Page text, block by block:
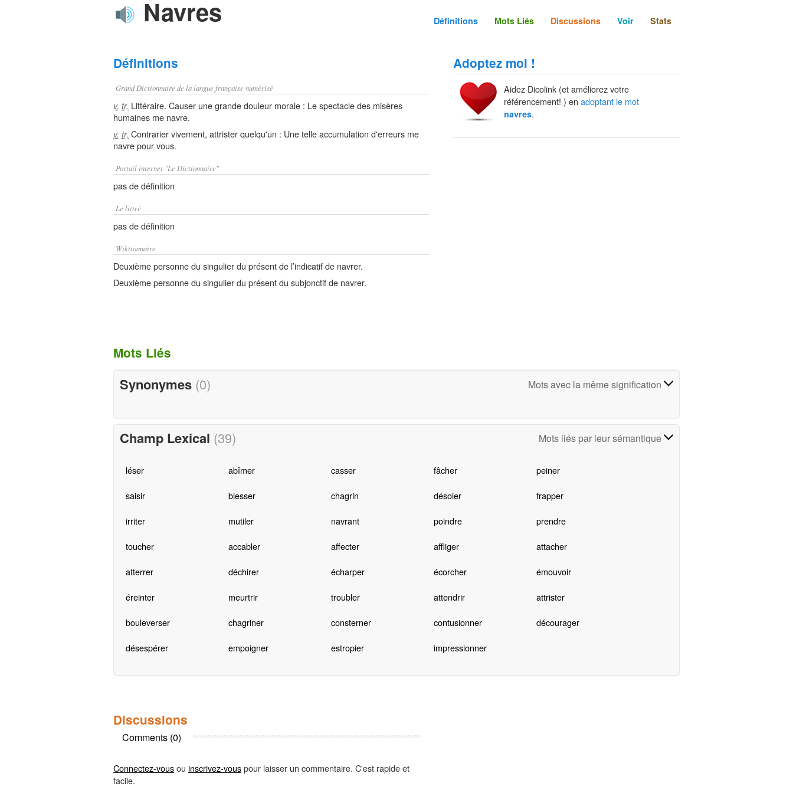
Navres Définitions Mots Liés Discussions Voir Stats
Définitions
Grand Dictionnaire de la langue française numérisé
v. tr. Littéraire. Causer une grande douleur morale : Le spectacle des misères
humaines me navre.
v. tr. Contrarier vivement, attrister quelqu'un : Une telle accumulation d'erreurs me
navre pour vous.
Portail internet "Le Dictionnaire"
pas de définition
Le littré
pas de définition
Wiktionnaire
Deuxième personne du singulier du présent de l’indicatif de navrer.
Deuxième personne du singulier du présent du subjonctif de navrer.
Adoptez moi !
Aidez Dicolink (et améliorez votre
référencement! ) en adoptant le mot
navres.
Mots Liés
Synonymes (0) Mots avec la même signification
Champ Lexical (39) Mots liés par leur sémantique
léser abîmer casser fâcher peiner
saisir blesser chagrin désoler frapper
irriter mutiler navrant poindre prendre
toucher accabler affecter affliger attacher
atterrer déchirer écharper écorcher émouvoir
éreinter meurtrir troubler attendrir attrister
bouleverser chagriner consterner contusionner décourager
désespérer empoigner estropier impressionner
Discussions
Comments (0)
Connectez-vousou inscrivez-vouspour laisser un commentaire. C'est rapide et
facile.